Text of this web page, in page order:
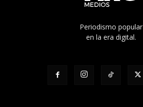
Periodismo popular
en la era digital.